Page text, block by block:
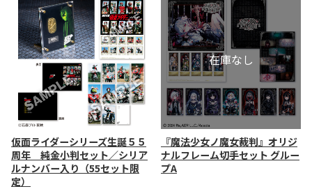
仮面ライダーシリーズ生誕５５
周年 純金小判セット／シリア
ルナンバー入り（55セット限
定）
『魔法少女ノ魔女裁判』オリジ
ナルフレーム切手セット グルー
プA